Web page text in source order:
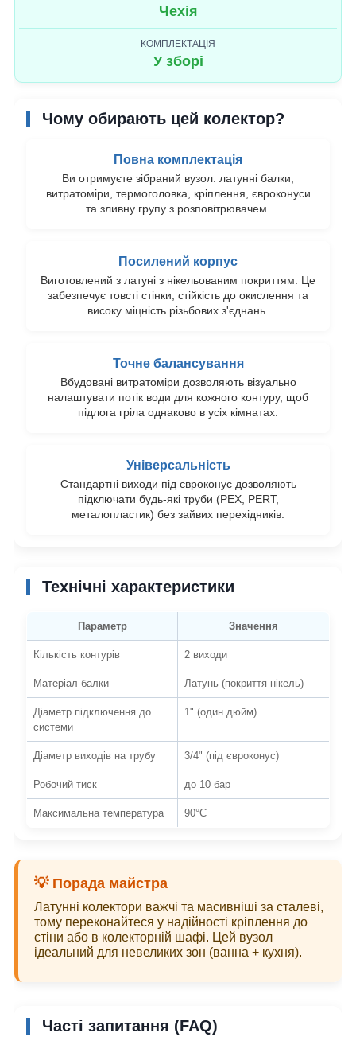
Чехія
КОМПЛЕКТАЦІЯ
У зборі
Чому обирають цей колектор?
Повна комплектація
Ви отримуєте зібраний вузол: латунні балки,
витратоміри, термоголовка, кріплення, євроконуси
та зливну групу з розповітрювачем.
Посилений корпус
Виготовлений з латуні з нікельованим покриттям. Це
забезпечує товсті стінки, стійкість до окислення та
високу міцність різьбових з'єднань.
Точне балансування
Вбудовані витратоміри дозволяють візуально
налаштувати потік води для кожного контуру, щоб
підлога гріла однаково в усіх кімнатах.
Універсальність
Стандартні виходи під євроконус дозволяють
підключати будь-які труби (PEX, PERT,
металопластик) без зайвих перехідників.
Технічні характеристики
Параметр Значення
Кількість контурів 2 виходи
Матеріал балки Латунь (покриття нікель)
Діаметр підключення до
системи
1" (один дюйм)
Діаметр виходів на трубу 3/4" (під євроконус)
Робочий тиск до 10 бар
Максимальна температура 90°C
💡 Порада майстра
Латунні колектори важчі та масивніші за сталеві,
тому переконайтеся у надійності кріплення до
стіни або в колекторній шафі. Цей вузол
ідеальний для невеликих зон (ванна + кухня).
Часті запитання (FAQ)